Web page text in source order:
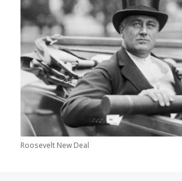
Roosevelt New Deal